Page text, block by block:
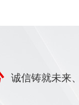
诚信铸就未来